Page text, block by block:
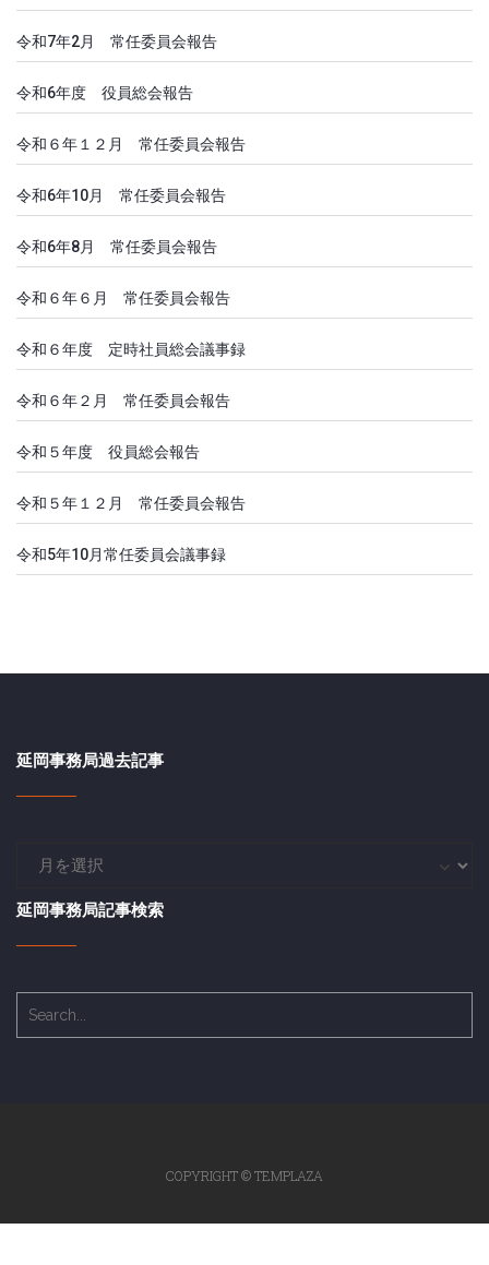
令和7年2月 常任委員会報告
令和6年度 役員総会報告
令和６年１２月 常任委員会報告
令和6年10月 常任委員会報告
令和6年8月 常任委員会報告
令和６年６月 常任委員会報告
令和６年度 定時社員総会議事録
令和６年２月 常任委員会報告
令和５年度 役員総会報告
令和５年１２月 常任委員会報告
令和5年10月常任委員会議事録
延岡事務局過去記事
事
過
去
延岡事務局記事検索
COPYRIGHT © TEMPLAZA